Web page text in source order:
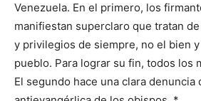
Venezuela. En el primero, los
manifiestan superclaro que tratan
y privilegios de siempre, no el bien
pueblo. Para lograr su fin, todos los
El segundo hace una clara denuncia